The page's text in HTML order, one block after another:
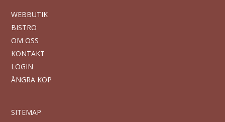
WEBBUTIK
BISTRO
OM OSS
KONTAKT
LOGIN
ÅNGRA KÖP
SITEMAP